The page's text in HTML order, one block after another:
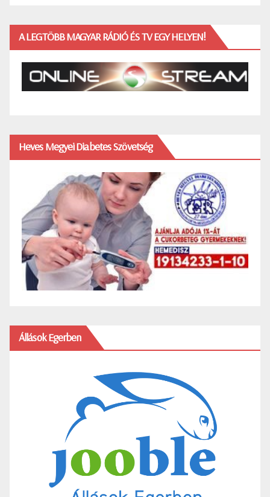
A LEGTÖBB MAGYAR RÁDIÓ ÉS TV EGY HELYEN!
Heves Megyei Diabetes Szövetség
Állások Egerben